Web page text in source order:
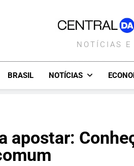
NOTÍCIAS E
BRASIL NOTÍCIAS
apostar: